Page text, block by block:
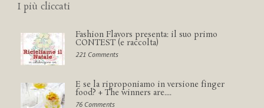
I più cliccati
Fashion Flavors presenta: il suo primo
CONTEST (e raccolta)
221 Comments
E se la riproponiamo in versione finger
food? + The winners are....
76 Comments